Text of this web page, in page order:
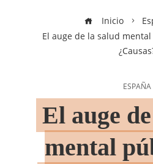
Inicio
El auge de la salud
ESPAÑA
El auge
mental